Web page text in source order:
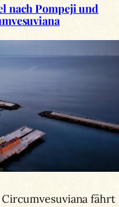
nach Pompeji und
fährt